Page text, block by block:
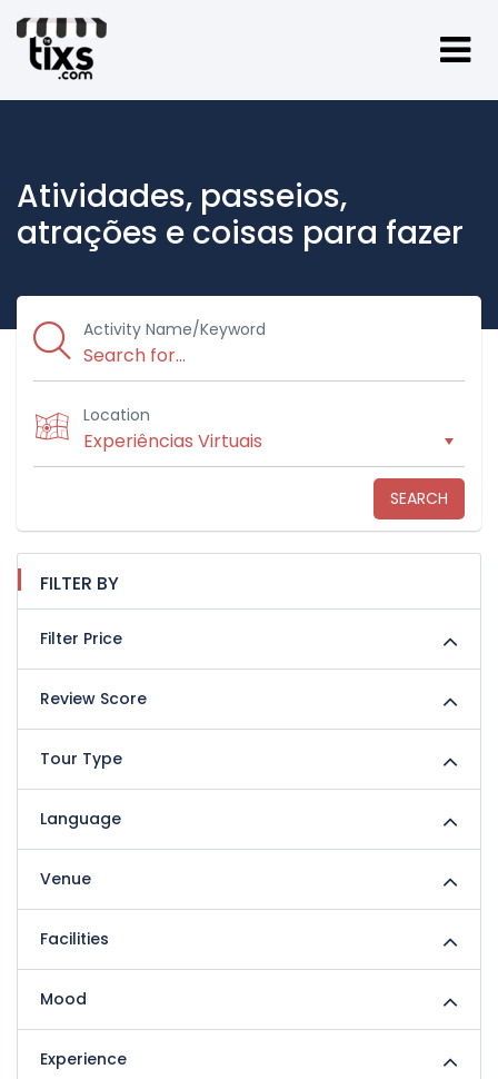
Atividades, passeios,
atrações e coisas para fazer
Activity Name/Keyword
Location
SEARCH
FILTER BY
Filter Price
Review Score
Tour Type
Language
Venue
Facilities
Mood
Experience